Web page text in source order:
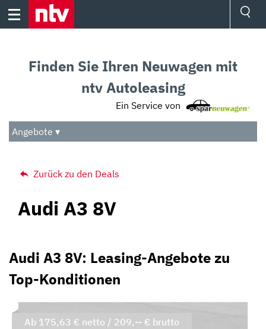
Skip
Audio
Das Beste
Finden Sie Ihren Neuwagen mit
ntv Autoleasing
Ein Service von
Angebote ▾
Zurück zu den Deals
Audi A3 8V
Audi A3 8V: Leasing-Angebote zu
Top-Konditionen
Ab 175,63 € netto / 209,-- € brutto